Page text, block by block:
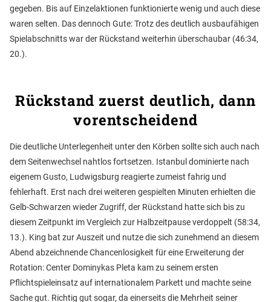
gegeben. Bis auf Einzelaktionen funktionierte wenig und auch diese
waren selten. Das dennoch Gute: Trotz des deutlich ausbaufähigen
Spielabschnitts war der Rückstand weiterhin überschaubar (46:34,
20.).
Rückstand zuerst deutlich, dann
vorentscheidend
Die deutliche Unterlegenheit unter den Körben sollte sich auch nach
dem Seitenwechsel nahtlos fortsetzen. Istanbul dominierte nach
eigenem Gusto, Ludwigsburg reagierte zumeist fahrig und
fehlerhaft. Erst nach drei weiteren gespielten Minuten erhielten die
Gelb-Schwarzen wieder Zugriff, der Rückstand hatte sich bis zu
diesem Zeitpunkt im Vergleich zur Halbzeitpause verdoppelt (58:34,
13.). King bat zur Auszeit und nutze die sich zunehmend an diesem
Abend abzeichnende Chancenlosigkeit für eine Erweiterung der
Rotation: Center Dominykas Pleta kam zu seinem ersten
Pflichtspieleinsatz auf internationalem Parkett und machte seine
Sache gut. Richtig gut sogar, da einerseits die Mehrheit seiner